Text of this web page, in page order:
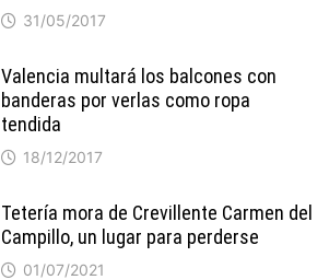
31/05/2017
Valencia multará los balcones con
banderas por verlas como ropa
tendida
18/12/2017
Tetería mora de Crevillente Carmen del
Campillo, un lugar para perderse
01/07/2021